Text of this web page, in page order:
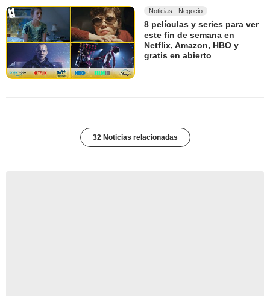
Noticias - Negocio
8 películas y series para ver
este fin de semana en
Netflix, Amazon, HBO y
gratis en abierto
32 Noticias relacionadas